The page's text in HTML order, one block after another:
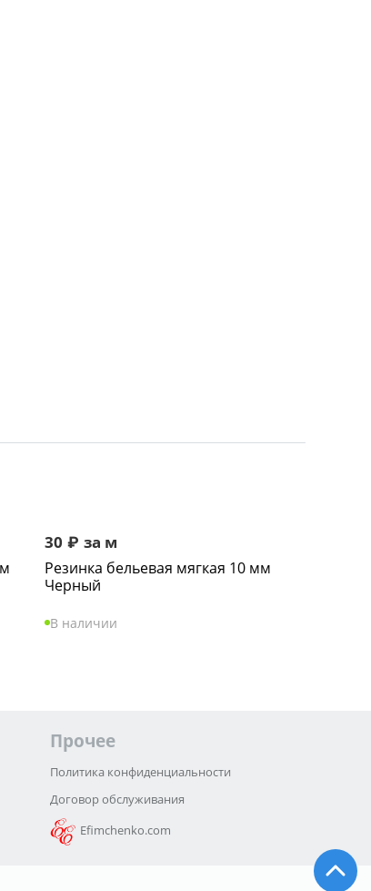
30 ₽ за м
Резинка бельевая мягкая 10 мм
Черный
В наличии
Прочее
Политика конфиденциальности
Договор обслуживания
Efimchenko.com